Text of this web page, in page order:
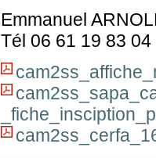
Emmanuel
Tél 06 61 19 83 04